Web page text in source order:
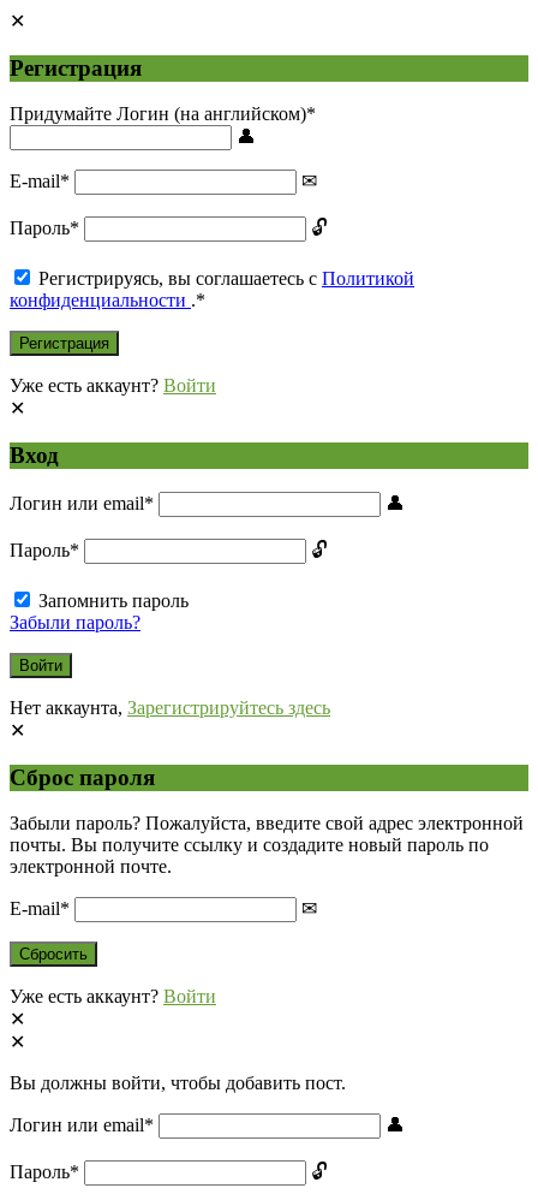
Регистрация
Придумайте Логин (на английском)*
E-mail*
Пароль*
Регистрируясь, вы соглашаетесь с Политикой
конфиденциальности .*
Уже есть аккаунт? Войти
Вход
Логин или email*
Пароль*
Запомнить пароль
Забыли пароль?
Нет аккаунта, Зарегистрируйтесь здесь
Сброс пароля
Забыли пароль? Пожалуйста, введите свой адрес электронной
почты. Вы получите ссылку и создадите новый пароль по
электронной почте.
E-mail*
Уже есть аккаунт? Войти
Вы должны войти, чтобы добавить пост.
Логин или email*
Пароль*